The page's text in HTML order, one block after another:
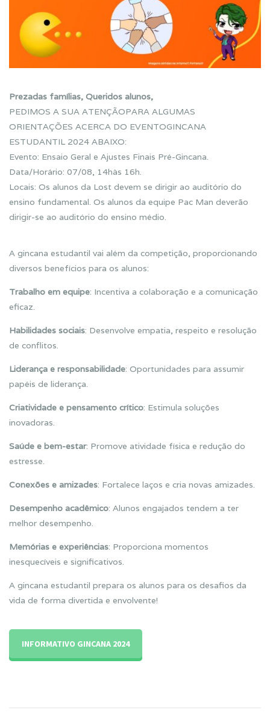
Prezadas famílias, Queridos alunos,
PEDIMOS A SUA ATENÇÃOPARA ALGUMAS
ORIENTAÇÕES ACERCA DO EVENTOGINCANA
ESTUDANTIL 2024 ABAIXO:
Evento: Ensaio Geral e Ajustes Finais Pré-Gincana.
Data/Horário: 07/08, 14hàs 16h.
Locais: Os alunos da Lost devem se dirigir ao auditório do
ensino fundamental. Os alunos da equipe Pac Man deverão
dirigir-se ao auditório do ensino médio.
A gincana estudantil vai além da competição, proporcionando
diversos benefícios para os alunos:
Trabalho em equipe: Incentiva a colaboração e a comunicação
eficaz.
Habilidades sociais: Desenvolve empatia, respeito e resolução
de conflitos.
Liderança e responsabilidade: Oportunidades para assumir
papéis de liderança.
Criatividade e pensamento crítico: Estimula soluções
inovadoras.
Saúde e bem-estar: Promove atividade física e redução do
estresse.
Conexões e amizades: Fortalece laços e cria novas amizades.
Desempenho acadêmico: Alunos engajados tendem a ter
melhor desempenho.
Memórias e experiências: Proporciona momentos
inesquecíveis e significativos.
A gincana estudantil prepara os alunos para os desafios da
vida de forma divertida e envolvente!
INFORMATIVO GINCANA 2024